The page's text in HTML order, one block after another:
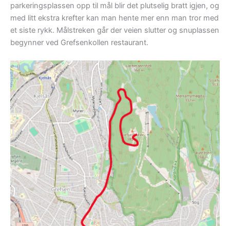
parkeringsplassen opp til mål blir det plutselig bratt igjen, og
med litt ekstra krefter kan man hente mer enn man tror med
et siste rykk. Målstreken går der veien slutter og snuplassen
begynner ved Grefsenkollen restaurant.